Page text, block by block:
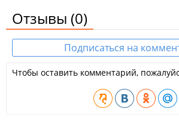
университет"
Дата начала
строительства
Дата сдачи
3 квартал 2019 г.
Описание ЖД "Галактика":
Жилой дом на 160 квартир для
дружины "Галактика" и специалистов по
Отзывы (0)
Подписаться на
Чтобы оставить комментарий,